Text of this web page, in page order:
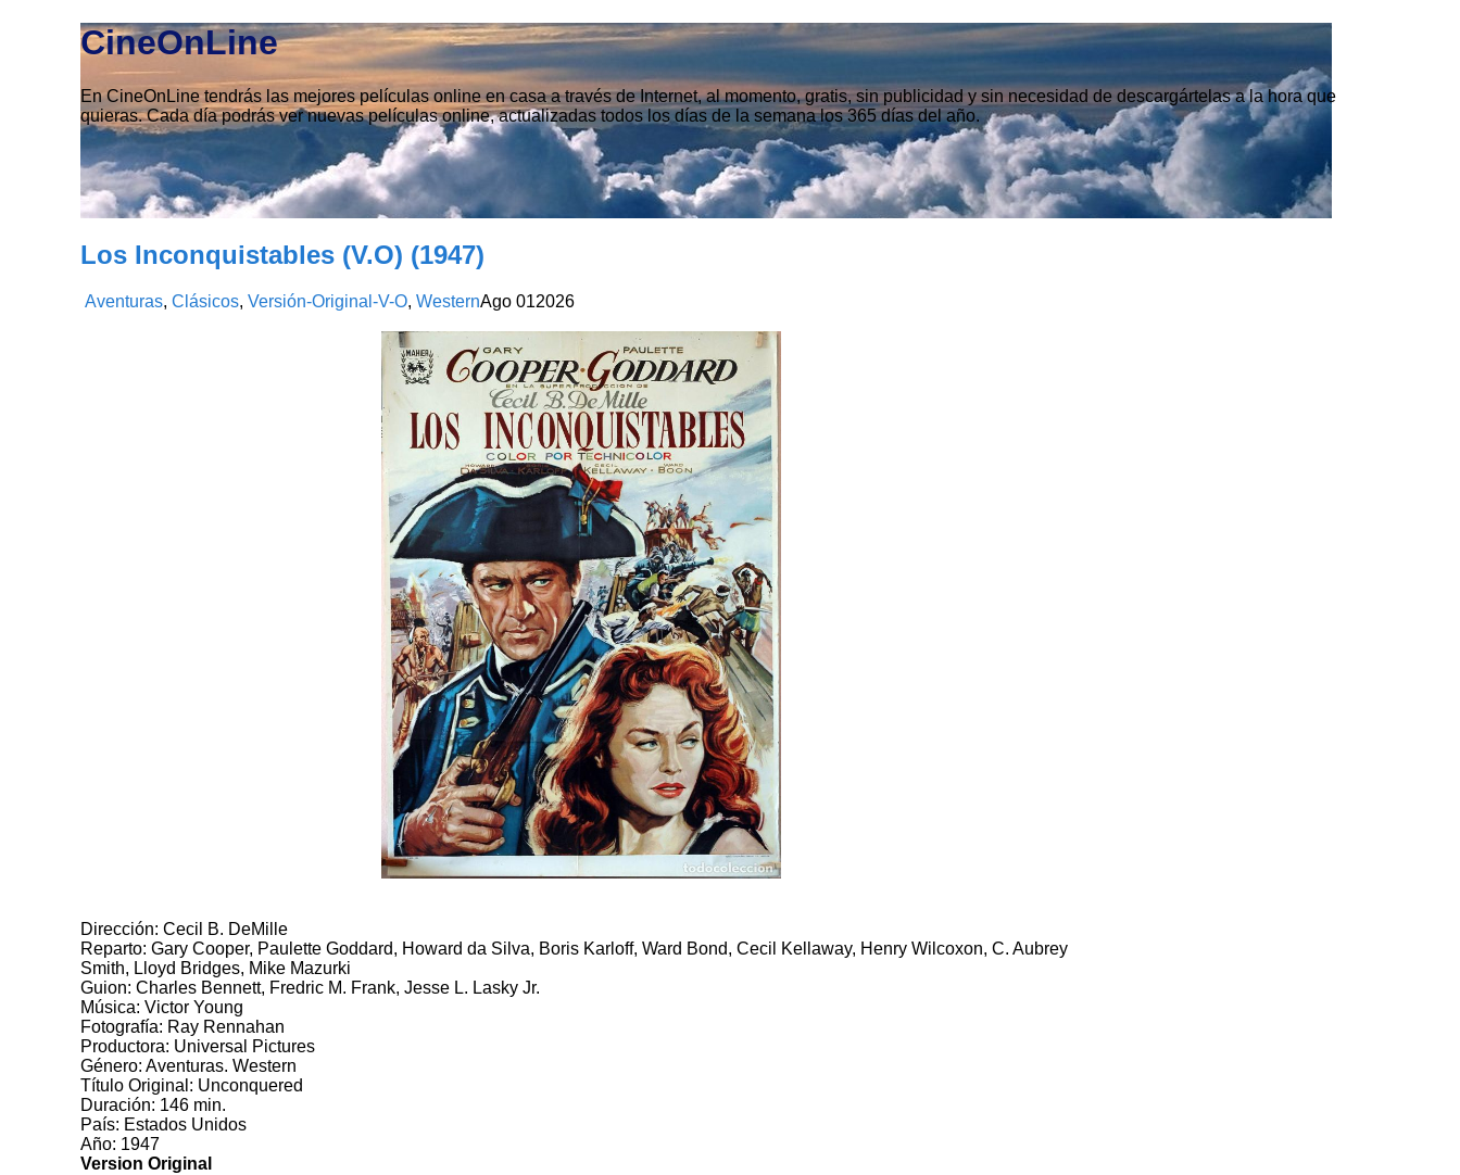
CineOnLine
En CineOnLine tendrás las mejores películas online en casa a través de Internet, al momento, gratis, sin publicidad y sin necesidad de descargártelas a la hora que
quieras. Cada día podrás ver nuevas películas online, actualizadas todos los días de la semana los 365 días del año.
Los Inconquistables (V.O) (1947)
Aventuras,Clásicos,Versión-Original-V-O,WesternAgo 012026
Dirección: Cecil B. DeMille
Reparto: Gary Cooper, Paulette Goddard, Howard da Silva, Boris Karloff, Ward Bond, Cecil Kellaway, Henry Wilcoxon, C. Aubrey
Smith, Lloyd Bridges, Mike Mazurki
Guion: Charles Bennett, Fredric M. Frank, Jesse L. Lasky Jr.
Música: Victor Young
Fotografía: Ray Rennahan
Productora: Universal Pictures
Género: Aventuras. Western
Título Original: Unconquered
Duración: 146 min.
País: Estados Unidos
Año: 1947
Version Original